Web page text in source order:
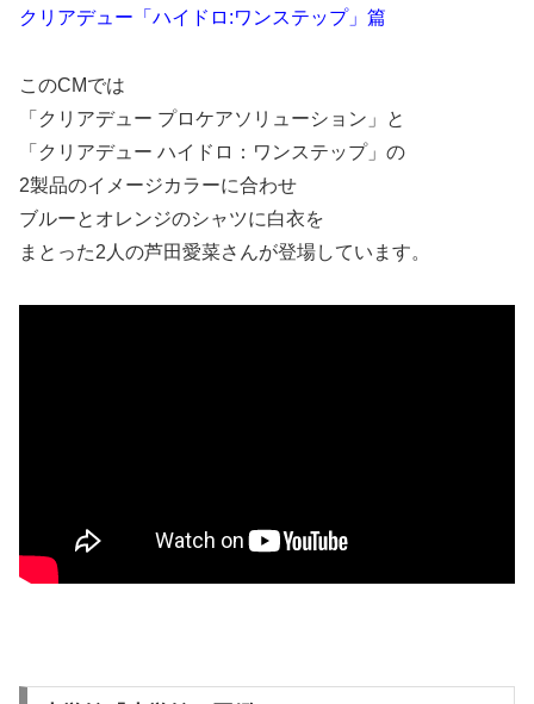
クリアデュー「ハイドロ:ワンステップ」篇
このCMでは
「クリアデュー プロケアソリューション」と
「クリアデュー ハイドロ：ワンステップ」の
2製品のイメージカラーに合わせ
ブルーとオレンジのシャツに白衣を
まとった2人の芦田愛菜さんが登場しています。